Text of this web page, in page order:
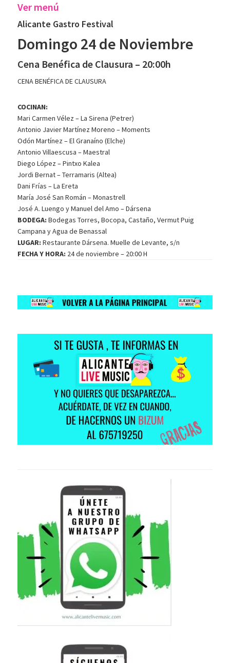
Ver menú
Alicante Gastro Festival
Domingo 24 de Noviembre
Cena Benéfica de Clausura – 20:00h
CENA BENÉFICA DE CLAUSURA
COCINAN:
Mari Carmen Vélez – La Sirena (Petrer)
Antonio Javier Martínez Moreno – Moments
Odón Martínez – El Granaíno (Elche)
Antonio Villaescusa – Maestral
Diego López – Pintxo Kalea
Jordi Bernat – Terramaris (Altea)
Dani Frías – La Ereta
María José San Román – Monastrell
José A. Luengo y Manuel del Amo – Dársena
BODEGA:Bodegas Torres, Bocopa, Castaño, Vermut Puig
Campana y Agua de Benassal
LUGAR: Restaurante Dársena. Muelle de Levante, s/n
FECHA Y HORA: 24 de noviembre – 20:00 H